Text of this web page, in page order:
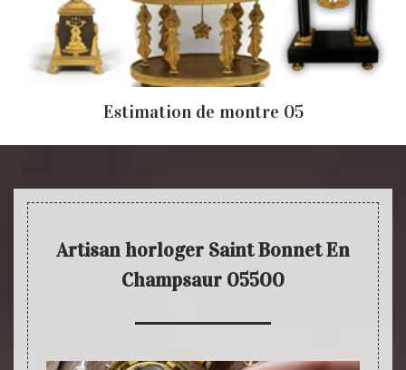
Estimation de montre 05
Artisan horloger Saint Bonnet En
Champsaur 05500